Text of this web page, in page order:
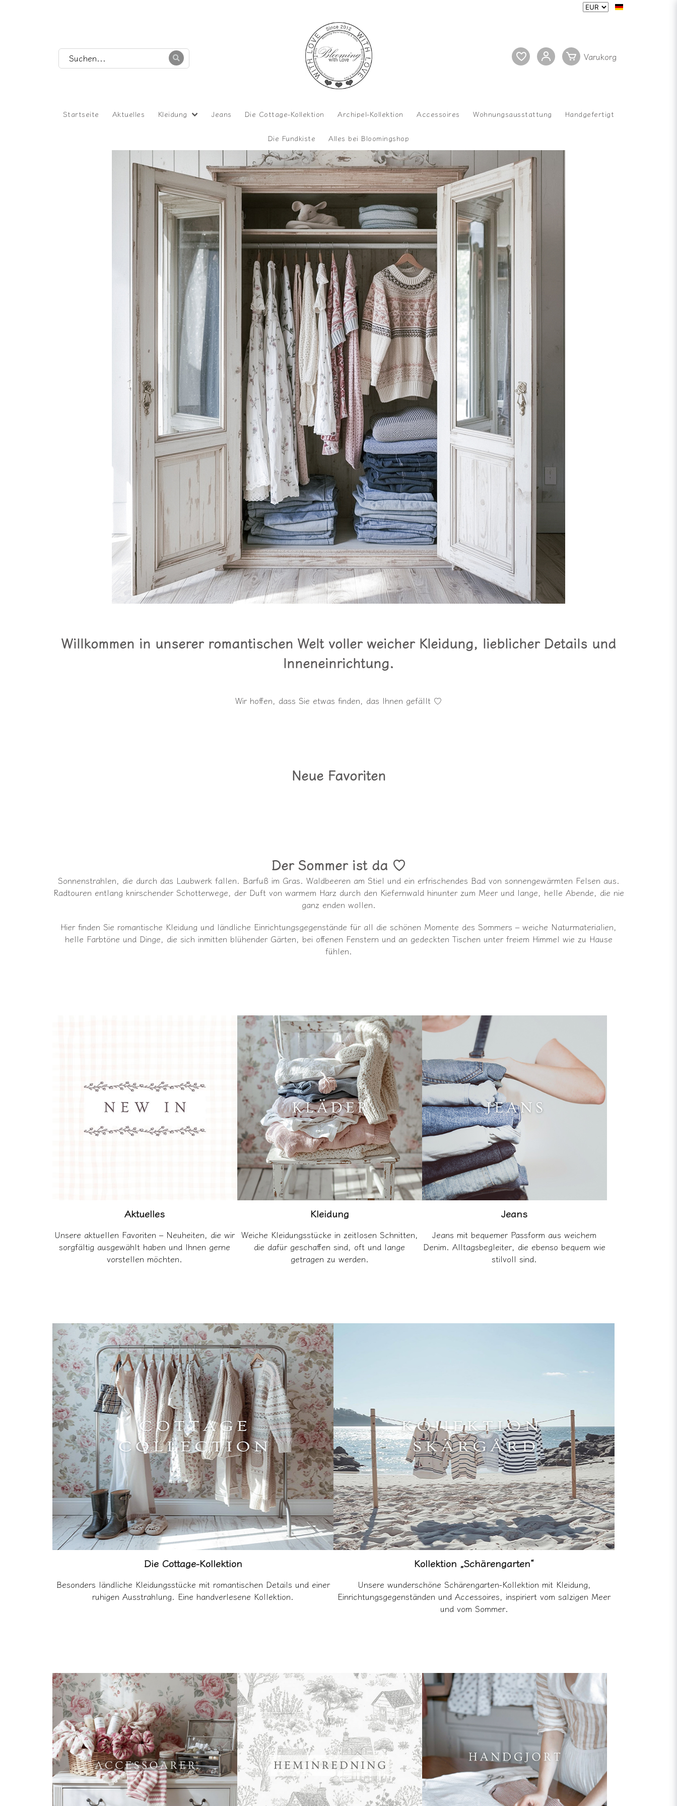
Startseite Aktuelles Kleidung Jeans Die Cottage-Kollektion Archipel-Kollektion Accessoires Wohnungsausstattung Handgefertigt
Die Fundkiste Alles bei Bloomingshop
Willkommen in unserer romantischen Welt voller weicher Kleidung, lieblicher Details und
Inneneinrichtung.
Wir hoffen, dass Sie etwas finden, das Ihnen gefällt ♡
Neue Favoriten
Der Sommer ist da ♡
Sonnenstrahlen, die durch das Laubwerk fallen. Barfuß im Gras. Waldbeeren am Stiel und ein erfrischendes Bad von sonnengewärmten Felsen aus.
Radtouren entlang knirschender Schotterwege, der Duft von warmem Harz durch den Kiefernwald hinunter zum Meer und lange, helle Abende, die nie
ganz enden wollen.
Hier finden Sie romantische Kleidung und ländliche Einrichtungsgegenstände für all die schönen Momente des Sommers – weiche Naturmaterialien,
helle Farbtöne und Dinge, die sich inmitten blühender Gärten, bei offenen Fenstern und an gedeckten Tischen unter freiem Himmel wie zu Hause
fühlen.
Aktuelles
Unsere aktuellen Favoriten – Neuheiten, die wir
sorgfältig ausgewählt haben und Ihnen gerne
vorstellen möchten.
Kleidung
Weiche Kleidungsstücke in zeitlosen Schnitten,
die dafür geschaffen sind, oft und lange
getragen zu werden.
Jeans
Jeans mit bequemer Passform aus weichem
Denim. Alltagsbegleiter, die ebenso bequem wie
stilvoll sind.
Die Cottage-Kollektion
Besonders ländliche Kleidungsstücke mit romantischen Details und einer
ruhigen Ausstrahlung. Eine handverlesene Kollektion.
Kollektion „Schärengarten“
Unsere wunderschöne Schärengarten-Kollektion mit Kleidung,
Einrichtungsgegenständen und Accessoires, inspiriert vom salzigen Meer
und vom Sommer.